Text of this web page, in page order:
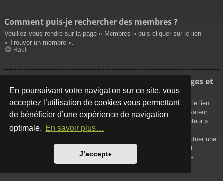
En poursuivant votre navigation sur ce site, vous
acceptez l’utilisation de cookies vous permettant
de bénéficier d’une expérience de navigation
optimale. En savoir plus…
J’accepte
Comment puis-je rechercher des membres ?
Veuillez vous rendre sur la page « Membres » puis cliquer sur le lien
« Trouver un membre ».
Haut
Comment puis-je retrouver mes propres messages et
sujets ?
Vos propres messages peuvent être affichés soit en cliquant sur le lien
« Afficher vos messages » dans le panneau de contrôle de l’utilisateur,
soit en cliquant sur le lien « Rechercher les messages de l’utilisateur »
sur la page de votre propre profil ou soit en cliquant sur le menu
« Raccourcis » situé sur la partie supérieure du forum. Pour effectuer une
recherche de vos propres sujets, utilisez la recherche avancée et
remplissez convenablement les options qui vous sont disponibles.